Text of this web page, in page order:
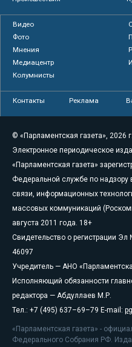
Видео
Фото
Мнения
Медиацентр
Колумнисты
Контакты Реклама
© «Парламентская газета», 2026 г.
Электронное периодическое
«Парламентская газета»
Федеральной службе по надзору
связи, информационных
массовых коммуникаций
августа 2011 года. 18+
Свидетельство о регистрации
46097
Учредитель — АНО
Исполняющий обязанности
редактора — Абдуллаев М.Р.
Тел.: +7 (495) 637–69–79 E-mail:
«Парламентская газета» -
Федерального Собрания РФ.